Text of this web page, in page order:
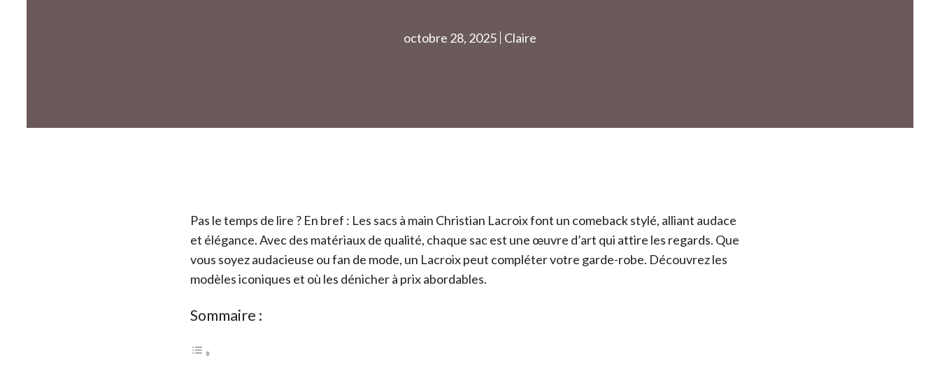
octobre 28, 2025 Claire
Pas le temps de lire ? En bref : Les sacs à main Christian Lacroix font un comeback stylé, alliant audace
et élégance. Avec des matériaux de qualité, chaque sac est une œuvre d’art qui attire les regards. Que
vous soyez audacieuse ou fan de mode, un Lacroix peut compléter votre garde-robe. Découvrez les
modèles iconiques et où les dénicher à prix abordables.
Sommaire :